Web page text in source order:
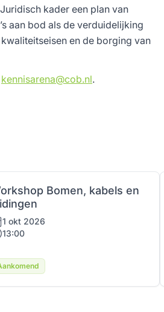
kader een plan van
aan bod als de verduidelijking
en de borging van
kennisarena@cob.nl.
Bomen, kabels en
1 okt 2026
13:00